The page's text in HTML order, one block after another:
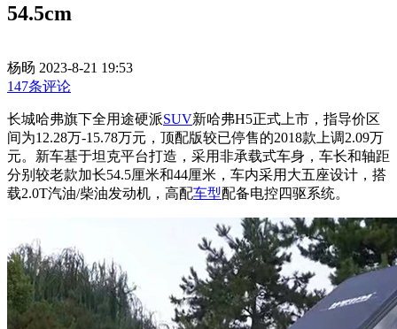
54.5cm
杨旸 2023-8-21 19:53
147条评论
长城哈弗旗下全用途硬派SUV新哈弗H5正式上市，指导价区
间为12.28万-15.78万元，顶配版较已停售的2018款上调2.09万
元。新车基于坦克平台打造，采用非承载式车身，车长和轴距
分别较老款加长54.5厘米和44厘米，车内采用大五座设计，搭
载2.0T汽油/柴油发动机，高配车型配备电控四驱系统。